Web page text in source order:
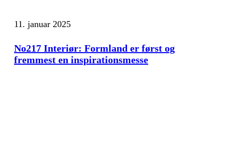
11. januar 2025
No217 Interiør: Formland er først og
fremmest en inspirationsmesse